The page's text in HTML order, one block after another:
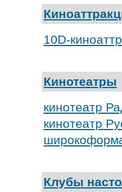
10D-
Кинотеатры
кинотеатр
кинотеатр
Клубы